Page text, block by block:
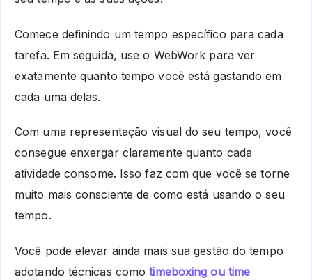
Comece definindo um tempo específico para cada
tarefa. Em seguida, use o WebWork para ver
exatamente quanto tempo você está gastando em
cada uma delas.
Com uma representação visual do seu tempo, você
consegue enxergar claramente quanto cada
atividade consome. Isso faz com que você se torne
muito mais consciente de como está usando o seu
tempo.
Você pode elevar ainda mais sua gestão do tempo
adotando técnicas comotimeboxing ou time